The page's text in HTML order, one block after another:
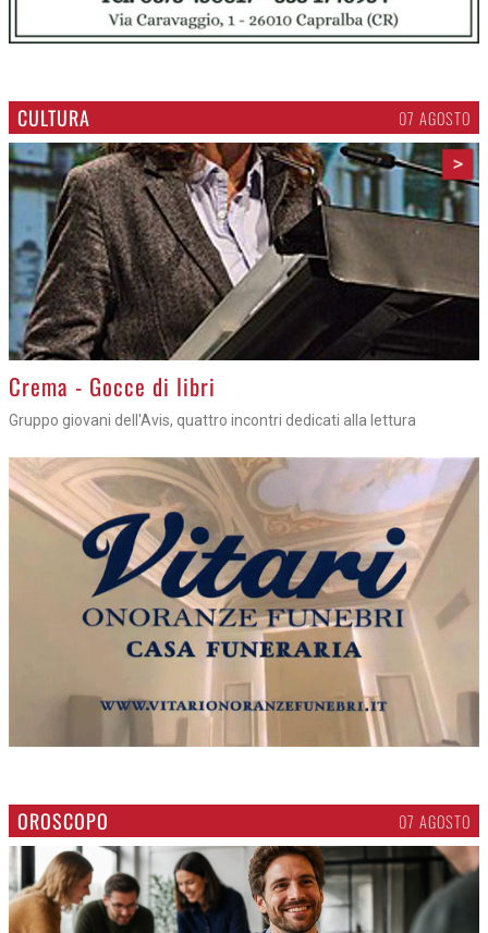
CULTURA 07 AGOSTO
>
Crema - Gocce di libri
Gruppo giovani dell'Avis, quattro incontri dedicati alla lettura
OROSCOPO 07 AGOSTO